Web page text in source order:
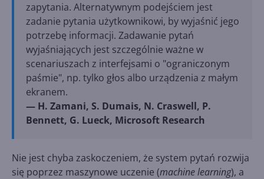
zapytania. Alternatywnym podejściem jest
zadanie pytania użytkownikowi, by wyjaśnić jego
potrzebę informacji. Zadawanie pytań
wyjaśniających jest szczególnie ważne w
scenariuszach z interfejsami o "ograniczonym
paśmie", np. tylko głos albo urządzenia z małym
ekranem.
— H. Zamani, S. Dumais, N. Craswell, P.
Bennett, G. Lueck, Microsoft Research
Nie jest chyba zaskoczeniem, że system pytań rozwija
się poprzez maszynowe uczenie (machine learning), a